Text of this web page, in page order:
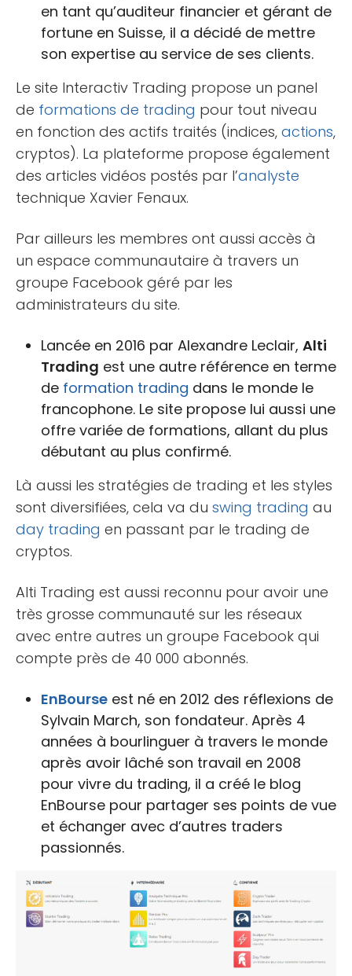
en tant qu’auditeur financier et gérant de
fortune en Suisse, il a décidé de mettre
son expertise au service de ses clients.
Le site Interactiv Trading propose un panel
de formations de trading pour tout niveau
en fonction des actifs traités (indices, actions,
cryptos). La plateforme propose également
des articles vidéos postés par l’analyste
technique Xavier Fenaux.
Par ailleurs les membres ont aussi accès à
un espace communautaire à travers un
groupe Facebook géré par les
administrateurs du site.
Lancée en 2016 par Alexandre Leclair, Alti
Trading est une autre référence en terme
de formation trading dans le monde le
francophone. Le site propose lui aussi une
offre variée de formations, allant du plus
débutant au plus confirmé.
Là aussi les stratégies de trading et les styles
sont diversifiées, cela va du swing trading au
day trading en passant par le trading de
cryptos.
Alti Trading est aussi reconnu pour avoir une
très grosse communauté sur les réseaux
avec entre autres un groupe Facebook qui
compte près de 40 000 abonnés.
EnBourse est né en 2012 des réflexions de
Sylvain March, son fondateur. Après 4
années à bourlinguer à travers le monde
après avoir lâché son travail en 2008
pour vivre du trading, il a créé le blog
EnBourse pour partager ses points de vue
et échanger avec d’autres traders
passionnés.